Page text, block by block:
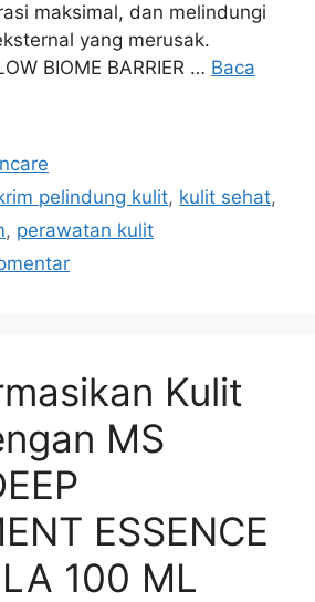
maksimal, dan melindungi
yang merusak.
BIOME BARRIER … Baca
pelindung kulit, kulit sehat,
, perawatan kulit
Kulit
MS
ESSENCE
100 ML